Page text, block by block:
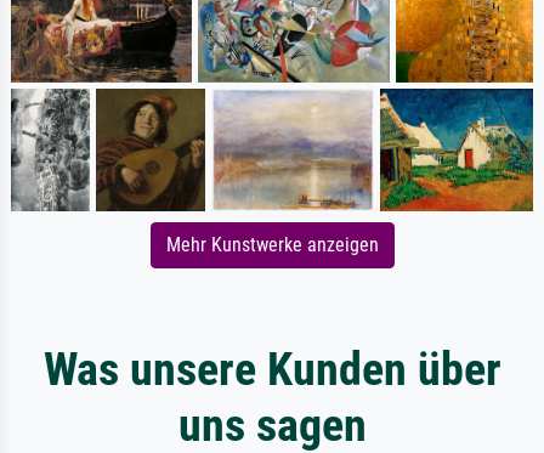
Mehr Kunstwerke anzeigen
Was unsere Kunden über
uns sagen